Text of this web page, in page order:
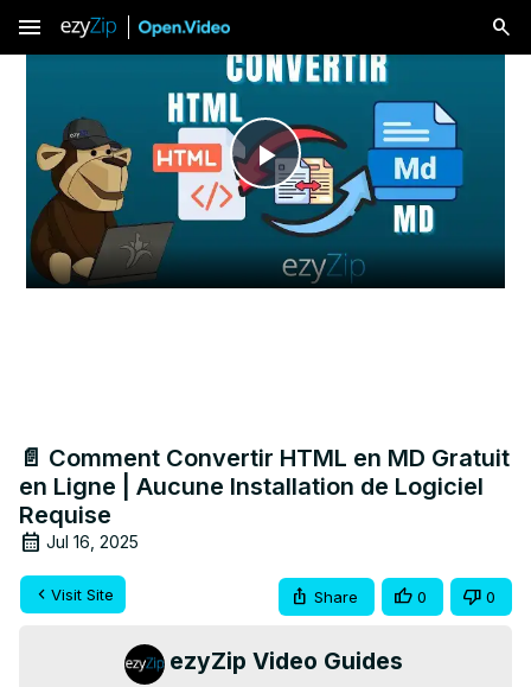
menu
Play
Video
📄 Comment Convertir HTML en MD Gratuit
en Ligne | Aucune Installation de Logiciel
Requise
Jul 16, 2025
Visit Site Share 0 0
ezyZip Video Guides